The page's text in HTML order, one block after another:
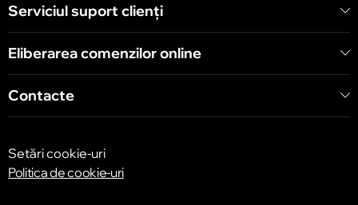
Chișinău
str. Arborilor 21, CC «Shopping MallDova»
Serviciul suport clienţi
Eliberarea comenzilor online
Contacte
Setări cookie-uri
Politica de cookie-uri